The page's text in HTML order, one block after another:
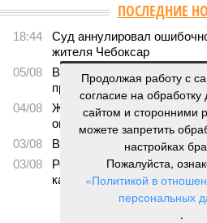
ПОСЛЕДНИЕ
18:44
Суд аннулировал
жителя Чебоксар
05/08
В Чебоксарах снесут 46
проблемной «Кувшинкой»
04/08
Житель Екатеринбурга по
ограбил квартиру в
03/08
В регионе сформируют
03/08
Республика разместилась
качеству дорог
Продолжая работу с
согласие на
сайтом и сторонними
можете запретить
настройках
Пожалуйста,
«Политикой в
персональных
.